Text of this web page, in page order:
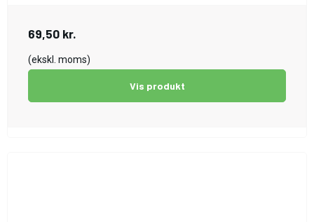
69,50 kr.
(ekskl. moms)
Vis produkt